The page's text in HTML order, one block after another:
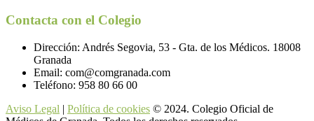
Contacta con el Colegio
Dirección: Andrés Segovia, 53 - Gta. de los Médicos. 18008
Granada
Email: com@comgranada.com
Teléfono: 958 80 66 00
Aviso Legal | Política de cookies © 2024. Colegio Oficial de